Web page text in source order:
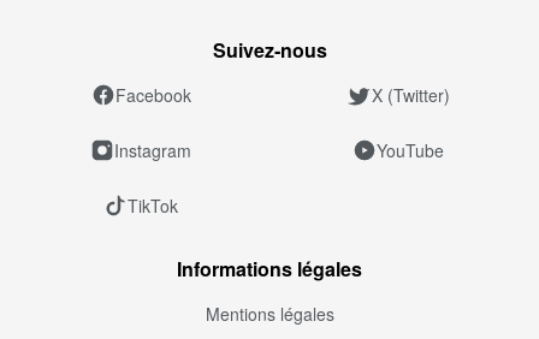
Suivez‑nous
Facebook X (Twitter)
Instagram YouTube
TikTok
Informations légales
Mentions légales